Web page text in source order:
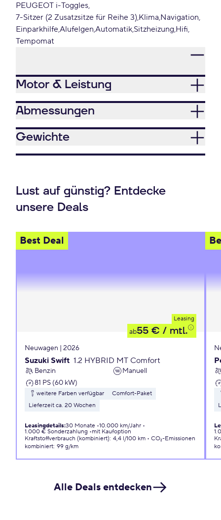
PEUGEOT i-Toggles
7-Sitzer (2 Zusatzsitze für Reihe 3) Klima Navigation
EinparkhilfeAlufelgen Automatik Sitzheizung Hifi
Tempomat
Motor & Leistung
Abmessungen
Gewichte
Lust auf günstig? Entdecke
unsere Deals
Best Deal
Leasing
ab55 € / mtl.
Neuwagen | 2026
Suzuki Swift 1.2 HYBRID MT Comfort
Benzin
Manuell
81 PS (60 kW)
weitere Farben verfügbar
Comfort-Paket
Lieferzeit ca. 20 Wochen
Leasingdetails:30 Monate 10.000 km/Jahr
1.000 € Sonderzahlung
mit Kaufoption
Kraftstoffverbrauch (kombiniert): 4,4 l/100 km
CO₂-Emissionen
kombiniert: 99 g/km
Alle Deals entdecken